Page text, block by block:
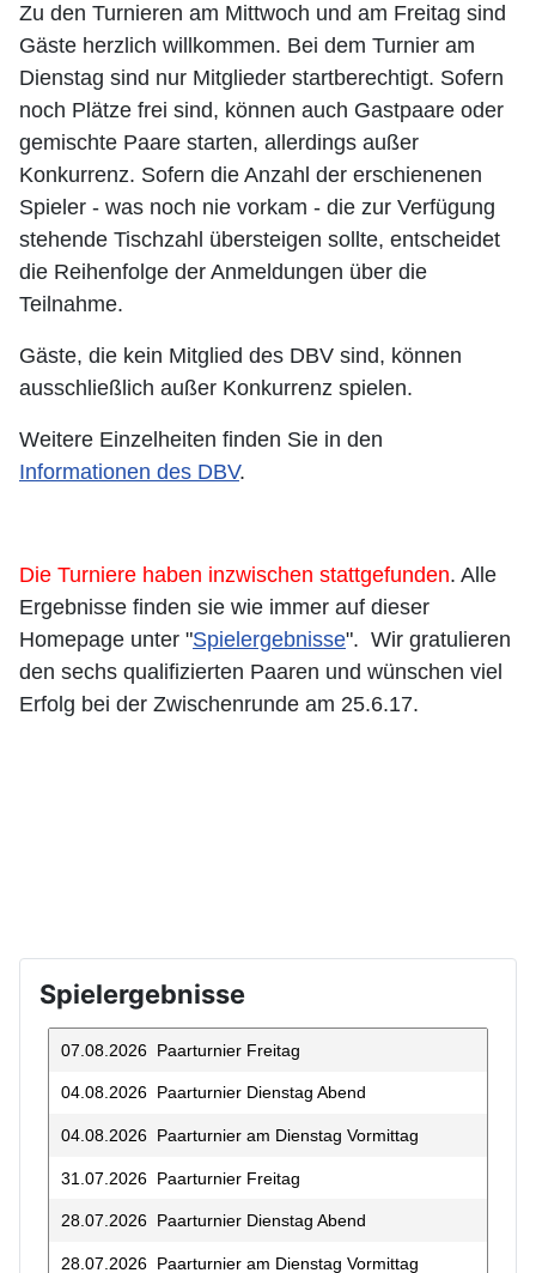
Spielergebnisse
07.08.2026 Paarturnier Freitag
04.08.2026 Paarturnier Dienstag Abend
04.08.2026 Paarturnier am Dienstag Vormittag
31.07.2026 Paarturnier Freitag
28.07.2026 Paarturnier Dienstag Abend
28.07.2026 Paarturnier am Dienstag Vormittag
Zu den Turnieren am Mittwoch und am Freitag sind
Gäste herzlich willkommen. Bei dem Turnier am
Dienstag sind nur Mitglieder startberechtigt. Sofern
noch Plätze frei sind, können auch Gastpaare oder
gemischte Paare starten, allerdings außer
Konkurrenz. Sofern die Anzahl der erschienenen
Spieler - was noch nie vorkam - die zur Verfügung
stehende Tischzahl übersteigen sollte, entscheidet
die Reihenfolge der Anmeldungen über die
Teilnahme.
Gäste, die kein Mitglied des DBV sind, können
ausschließlich außer Konkurrenz spielen.
Weitere Einzelheiten finden Sie in den
Informationen des DBV.
Die Turniere haben inzwischen stattgefunden. Alle
Ergebnisse finden sie wie immer auf dieser
Homepage unter "Spielergebnisse". Wir gratulieren
den sechs qualifizierten Paaren und wünschen viel
Erfolg bei der Zwischenrunde am 25.6.17.